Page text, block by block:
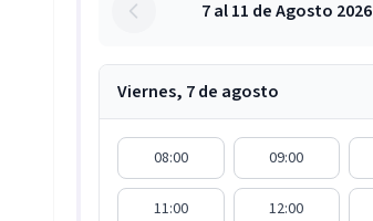
7 al 11 de Agosto 2026
Viernes, 7 de agosto
08:00 09:00
11:00 12:00